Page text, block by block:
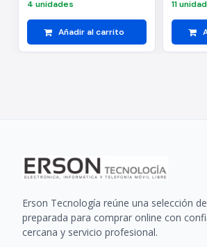
4 unidades
Añadir al carrito
11
Erson Tecnología reúne una selección
preparada para comprar online con
cercana y servicio profesional.